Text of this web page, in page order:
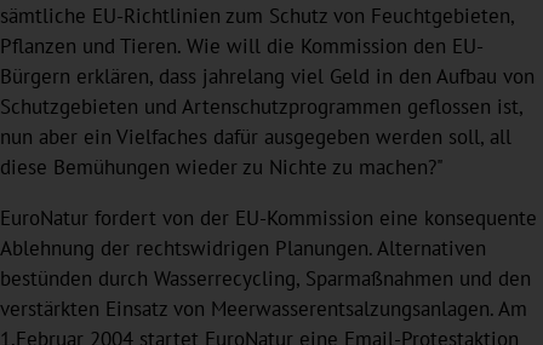
sämtliche EU-Richtlinien zum Schutz von Feuchtgebieten,
Pflanzen und Tieren. Wie will die Kommission den EU-
Bürgern erklären, dass jahrelang viel Geld in den Aufbau von
Schutzgebieten und Artenschutzprogrammen geflossen ist,
nun aber ein Vielfaches dafür ausgegeben werden soll, all
diese Bemühungen wieder zu Nichte zu machen?"
EuroNatur fordert von der EU-Kommission eine konsequente
Ablehnung der rechtswidrigen Planungen. Alternativen
bestünden durch Wasserrecycling, Sparmaßnahmen und den
verstärkten Einsatz von Meerwasserentsalzungsanlagen. Am
1.Februar 2004 startet EuroNatur eine Email-Protestaktion